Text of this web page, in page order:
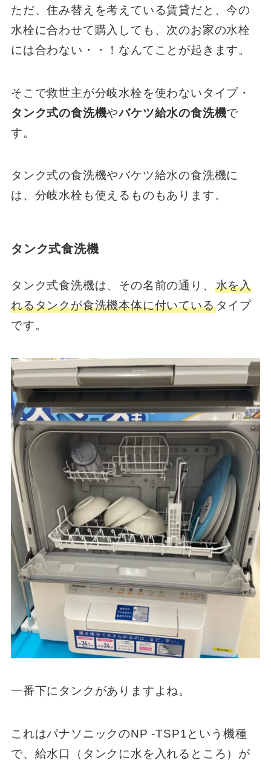
ただ、住み替えを考えている賃貸だと、今の
水栓に合わせて購入しても、次のお家の水栓
には合わない・・！なんてことが起きます。
そこで救世主が分岐水栓を使わないタイプ・
タンク式の食洗機やバケツ給水の食洗機で
す。
タンク式の食洗機やバケツ給水の食洗機に
は、分岐水栓も使えるものもあります。
タンク式食洗機
タンク式食洗機は、その名前の通り、 水を入
れるタンクが食洗機本体に付いているタイプ
です。
一番下にタンクがありますよね。
これはパナソニックのNP -TSP1という機種
で、給水口（タンクに水を入れるところ）が